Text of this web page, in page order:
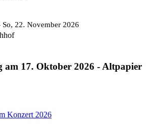
So, 22. November 2026
am 17. Oktober 2026 - Altpapier